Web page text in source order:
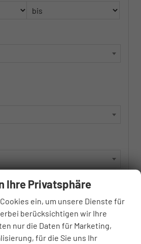
(0)
Ihre Privatsphäre
ein, um unsere Dienste für
berücksichtigen wir Ihre
nur die Daten für Marketing,
für die Sie uns Ihr